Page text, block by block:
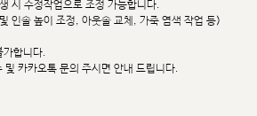
시 수정작업으로 조정 가능합니다.
인솔 높이 조정, 아웃솔 교체, 가죽 염색 작업 등)
가합니다.
및 카카오톡 문의 주시면 안내 드립니다.